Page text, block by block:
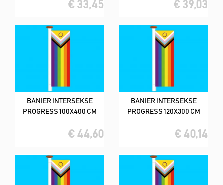
€ 33,45 € 39,03
BANIER INTERSEKSE
PROGRESS 100X400 CM
€ 44,60
BANIER INTERSEKSE
PROGRESS 120X300 CM
€ 40,14